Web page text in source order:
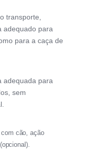
transporte,
adequado para
para a caça de
adequada para
sem
cão, ação